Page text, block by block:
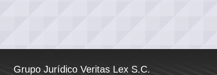
Grupo Jurídico Veritas Lex S.C.